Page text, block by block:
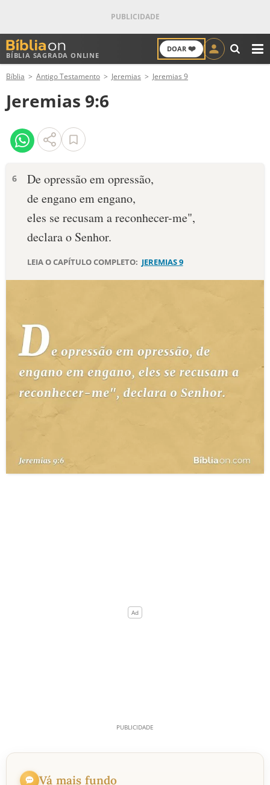
BÍBLIA SAGRADA ONLINE
DOAR ❤️
ANTIGO TESTAMENTO
NOVO TESTAMENTO
VERSÍCULOS
PALAVRA DO DIA
SALMO DO DIA
DEVOCIONAL DIÁRIO
ESTUDOS BÍBLICOS
ESBOÇOS DE PREGAÇÃO
PERGUNTE À BÍBLIA
QUEM SOMOS
Bíblia Antigo Testamento Jeremias Jeremias 9
Jeremias 9:6
6
De opressão em opressão,
de engano em engano,
eles se recusam a reconhecer-me",
declara o Senhor.
LEIA O CAPÍTULO COMPLETO: JEREMIAS 9
Vá mais fundo